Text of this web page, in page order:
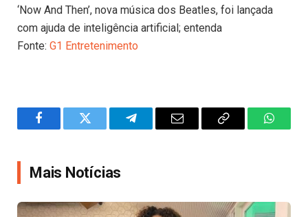
‘Now And Then’, nova música dos Beatles, foi lançada
com ajuda de inteligência artificial; entenda
Fonte: G1 Entretenimento
FacebookTwitter TelegramEmail
Copy
Mais Notícias